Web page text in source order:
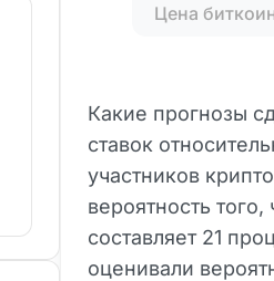
Цена
Какие прогнозы
ставок
участников
вероятность того,
составляет 21
оценивали